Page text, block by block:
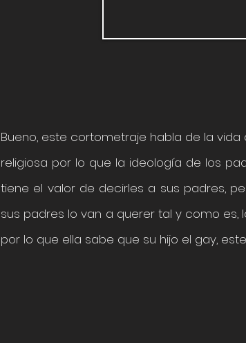
Bueno, este cortometraje habla de la
religiosa por lo que la ideología de los
tiene el valor de decirles a sus padres,
sus padres lo van a querer tal y como
por lo que ella sabe que su hijo el gay,